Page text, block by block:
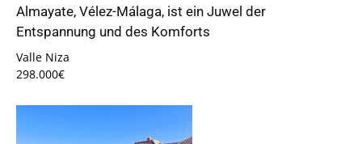
Almayate, Vélez-Málaga, ist ein Juwel der
Entspannung und des Komforts
Valle Niza
298.000€